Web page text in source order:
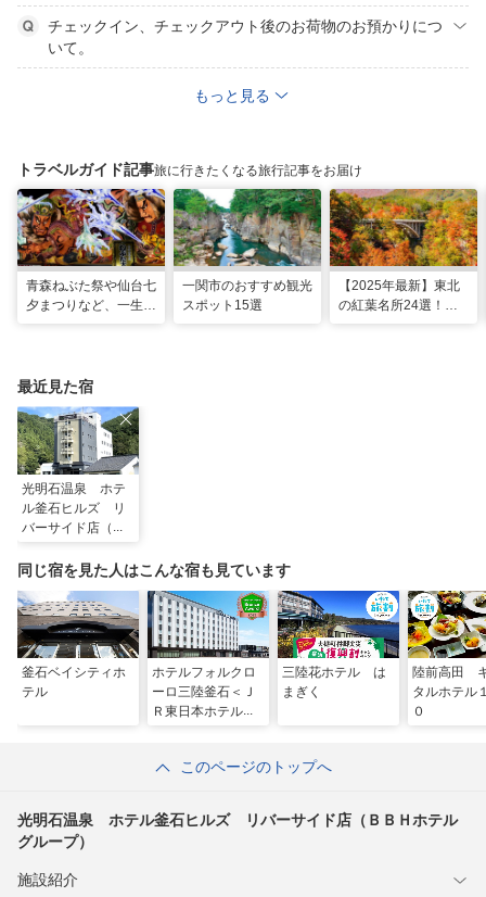
チェックイン、チェックアウト後のお荷物のお預かりにつ
いて。
もっと見る
トラベルガイド記事旅に行きたくなる旅行記事をお届け
青森ねぶた祭や仙台七
夕まつりなど、一生に
一関市のおすすめ観光
スポット15選
【2025年最新】東北
の紅葉名所24選！見
最近見た宿
光明石温泉 ホテ
ル釜石ヒルズ リ
バーサイド店（Ｂ
プ）
同じ宿を見た人はこんな宿も見ています
釜石ベイシティホ
テル
ホテルフォルクロ
ーロ三陸釜石＜Ｊ
Ｒ東日本ホテルズ
三陸花ホテル は
まぎく
陸前高田
タルホテル
０
このページのトップへ
光明石温泉 ホテル釜石ヒルズ リバーサイド店（ＢＢＨホテル
グループ）
施設紹介